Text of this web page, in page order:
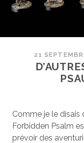
21
Comme je le disais
Forbidden Psalm
prévoir des